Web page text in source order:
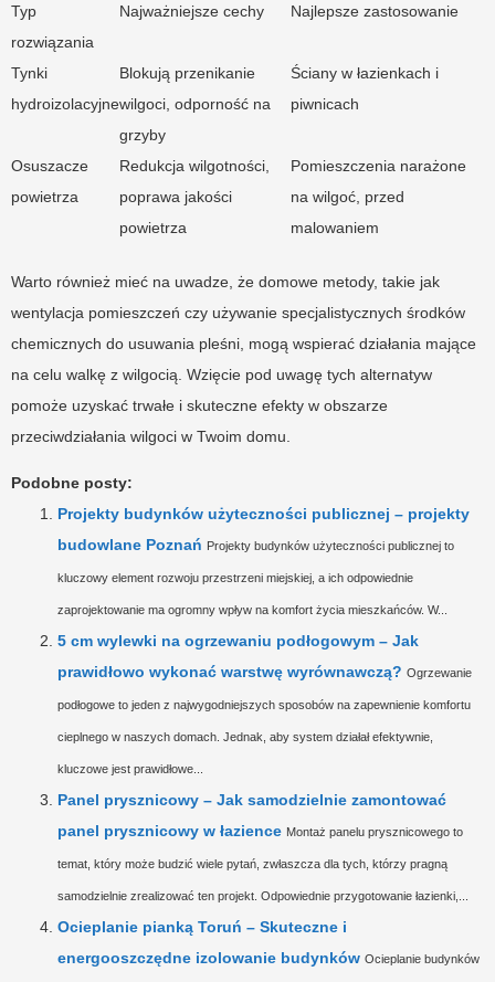
Typ
rozwiązania
Najważniejsze cechy Najlepsze zastosowanie
Tynki
hydroizolacyjne
Blokują przenikanie
wilgoci, odporność na
grzyby
Ściany w łazienkach i
piwnicach
Osuszacze
powietrza
Redukcja wilgotności,
poprawa jakości
powietrza
Pomieszczenia narażone
na wilgoć, przed
malowaniem
Warto również mieć na uwadze, że domowe metody, takie jak
wentylacja pomieszczeń czy używanie specjalistycznych środków
chemicznych do usuwania pleśni, mogą wspierać działania mające
na celu walkę z wilgocią. Wzięcie pod uwagę tych alternatyw
pomoże uzyskać trwałe i skuteczne efekty w obszarze
przeciwdziałania wilgoci w Twoim domu.
Podobne posty:
Projekty budynków użyteczności publicznej – projekty
budowlane Poznań Projekty budynków użyteczności publicznej to
kluczowy element rozwoju przestrzeni miejskiej, a ich odpowiednie
zaprojektowanie ma ogromny wpływ na komfort życia mieszkańców. W...
5 cm wylewki na ogrzewaniu podłogowym – Jak
prawidłowo wykonać warstwę wyrównawczą? Ogrzewanie
podłogowe to jeden z najwygodniejszych sposobów na zapewnienie komfortu
cieplnego w naszych domach. Jednak, aby system działał efektywnie,
kluczowe jest prawidłowe...
Panel prysznicowy – Jak samodzielnie zamontować
panel prysznicowy w łazience Montaż panelu prysznicowego to
temat, który może budzić wiele pytań, zwłaszcza dla tych, którzy pragną
samodzielnie zrealizować ten projekt. Odpowiednie przygotowanie łazienki,...
Ocieplanie pianką Toruń – Skuteczne i
energooszczędne izolowanie budynków Ocieplanie budynków